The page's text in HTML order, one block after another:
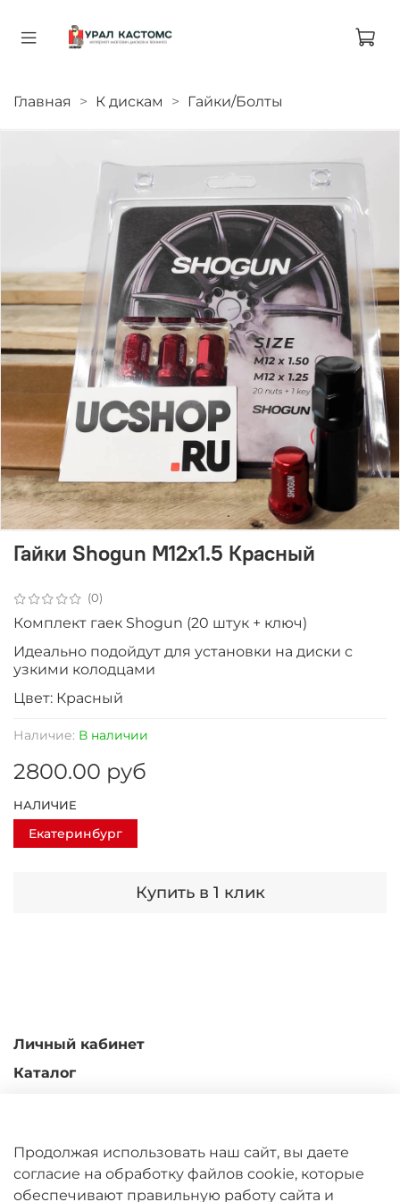
Главная К дискам Гайки/Болты
(0)
Наличие: В наличии
Гайки Shogun M12x1.5 Красный
2800.00 руб
Купить в 1 клик
НАЛИЧИЕ
Екатеринбург
Комплект гаек Shogun (20 штук + ключ)
Идеально подойдут для установки на диски с
узкими колодцами
Цвет: Красный
Личный кабинет
Каталог
Обмен и возврат
Контакты
Продолжая использовать наш сайт, вы даете
согласие на обработку файлов cookie, которые
обеспечивают правильную работу сайта и